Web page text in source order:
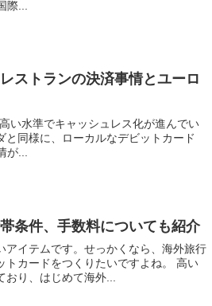
...
ストランの決済事情とユーロ
い水準でキャッシュレス化が進んでい
同様に、ローカルなデビットカード
が...
条件、手数料についても紹介
イテムです。せっかくなら、海外旅行
カードをつくりたいですよね。 高い
り、はじめて海外...